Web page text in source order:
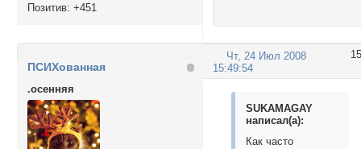
Позитив: +451
15
Чт, 24 Июл 2008
15:49:54
ПСИХованная
.осенняя
SUKAMAGAY
написал(а):
Как часто